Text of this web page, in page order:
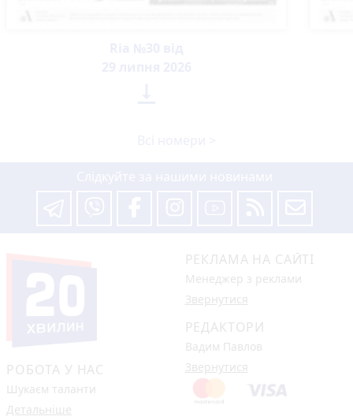
РОБОТА У НАС
Шукаєм таланти
Детальніше
РЕКЛАМА НА САЙТІ
Менеджер з реклами
Звернутися
РЕДАКТОРИ
Вадим Павлов
Звернутися